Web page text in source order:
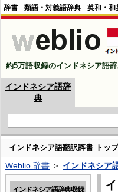
辞書 類語・対義語辞典 英和・和
約5万語収録のインドネシア語
インドネシア語辞
典
インドネシア語翻訳辞書 トップ
Weblio 辞書 ＞ インドネシア
インドネシア語辞典収録